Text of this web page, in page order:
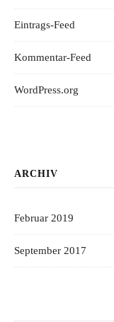
Eintrags-Feed
Kommentar-Feed
WordPress.org
ARCHIV
Februar 2019
September 2017